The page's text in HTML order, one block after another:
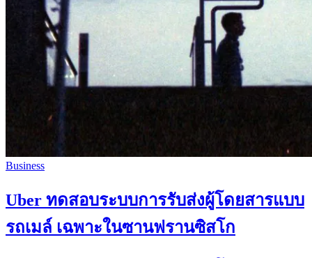
Business
Uber ทดสอบระบบการรับส่งผู้โดยสารแบบ
รถเมล์ เฉพาะในซานฟรานซิสโก